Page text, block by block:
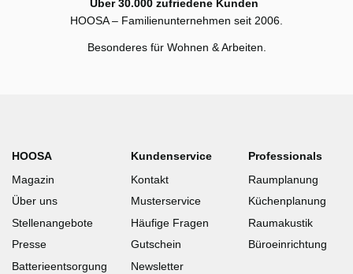
Über 30.000 zufriedene Kunden
HOOSA – Familienunternehmen seit 2006.
Besonderes für Wohnen & Arbeiten.
HOOSA
Magazin
Über uns
Stellenangebote
Presse
Batterieentsorgung
Kundenservice
Kontakt
Musterservice
Häufige Fragen
Gutschein
Newsletter
Professionals
Raumplanung
Küchenplanung
Raumakustik
Büroeinrichtung